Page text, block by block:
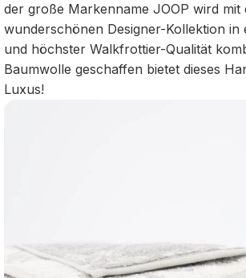
der große Markenname JOOP wird mit
wunderschönen Designer-Kollektion in
und höchster Walkfrottier-Qualität
Baumwolle geschaffen bietet dieses
Luxus!